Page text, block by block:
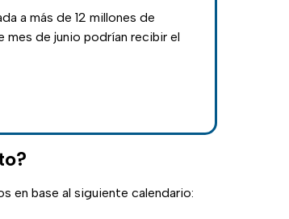
a más de 12 millones de
mes de junio podrían recibir el
en base al siguiente calendario: